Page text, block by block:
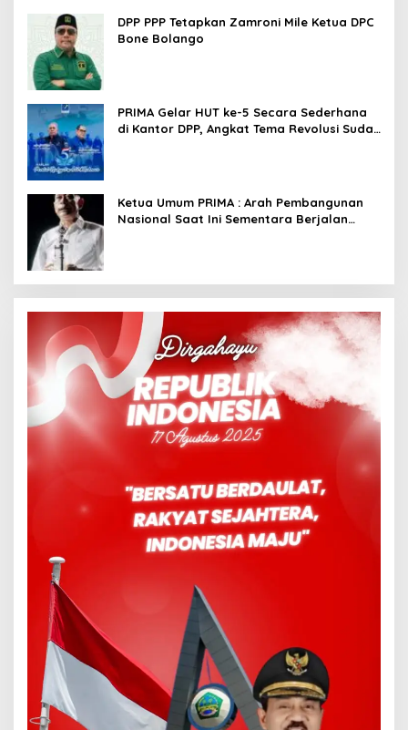
DPP PPP Tetapkan Zamroni Mile Ketua DPC
Bone Bolango
PRIMA Gelar HUT ke-5 Secara Sederhana
di Kantor DPP, Angkat Tema Revolusi Sudah
Ketua Umum PRIMA : Arah Pembangunan
Nasional Saat Ini Sementara Berjalan